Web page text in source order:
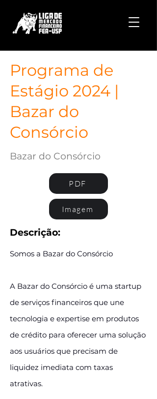
Programa de
Estágio 2024 |
Bazar do
Consórcio
Bazar do Consórcio
PDF
Imagem
Descrição:
Somos a Bazar do Consórcio
A Bazar do Consórcio é uma startup
de serviços financeiros que une
tecnologia e expertise em produtos
de crédito para oferecer uma solução
aos usuários que precisam de
liquidez imediata com taxas
atrativas.